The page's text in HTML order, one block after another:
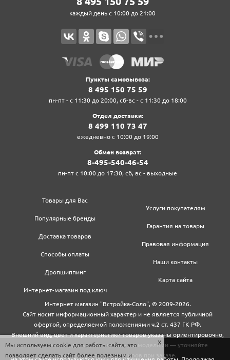
каждый день с 10:00 до 21:00
Пункты самовывоза:
8‍ 4‍9‍5‍ 1‍5‍0‍ 7‍5‍ 5‍9‍
пн-пт - с 11:30 до 20:00, сб-вс - с 11:30 до 18:00
Отдел доставки:
8‍ 4‍9‍9‍ 1‍1‍0‍ 7‍3‍ 4‍7‍
ежедневно с 10:00 до 19:00
Обмен возврат:
8‍-4‍9‍5‍-5‍4‍0‍-4‍6‍-5‍4‍
пн-пт с 10:00 до 17:30, сб, вс - выходные
Товары для Вас
Популярные бренды
Доставка товаров
Способы оплаты
Дропшиппинг
Интернет-магазин под ключ
Услуги покупателям
Гарантия на товары
Правовая информация
Наши контакты
Карта сайта
Интернет магазин "Встройка-Соло", © 2009-2026.
Сайт носит информационный характер и не является публичной
офертой, определяемой положениями ч.2 ст. 437 ГК РФ.
Внешний вид, цвет и характеристики товаров указаны ориентировочно,
могут не совпадать с обновленными моделями — уточняйте
информацию у менеджеров при заказе.
Мы используем cookie для работы сайта, это
позволяет сделать сайт более полезным и